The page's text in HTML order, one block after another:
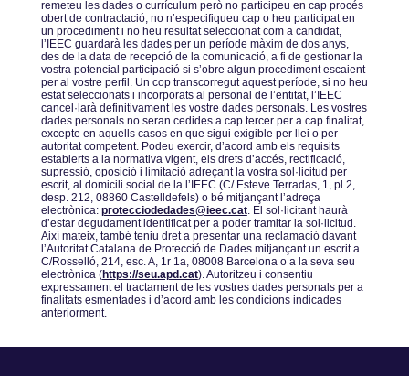
remeteu les dades o currículum però no participeu en cap procés
obert de contractació, no nʼespecifiqueu cap o heu participat en
un procediment i no heu resultat seleccionat com a candidat,
lʼIEEC guardarà les dades per un període màxim de dos anys,
des de la data de recepció de la comunicació, a fi de gestionar la
vostra potencial participació si sʼobre algun procediment escaient
per al vostre perfil. Un cop transcorregut aquest període, si no heu
estat seleccionats i incorporats al personal de lʼentitat, lʼIEEC
cancel·larà definitivament les vostre dades personals. Les vostres
dades personals no seran cedides a cap tercer per a cap finalitat,
excepte en aquells casos en que sigui exigible per llei o per
autoritat competent. Podeu exercir, dʼacord amb els requisits
establerts a la normativa vigent, els drets dʼaccés, rectificació,
supressió, oposició i limitació adreçant la vostra sol·licitud per
escrit, al domicili social de la lʼIEEC (C/ Esteve Terradas, 1, pl.2,
desp. 212, 08860 Castelldefels) o bé mitjançant lʼadreça
electrònica: protecciodedades@ieec.cat. El sol·licitant haurà
dʼestar degudament identificat per a poder tramitar la sol·licitud.
Així mateix, també teniu dret a presentar una reclamació davant
lʼAutoritat Catalana de Protecció de Dades mitjançant un escrit a
C/Rosselló, 214, esc. A, 1r 1a, 08008 Barcelona o a la seva seu
electrònica (https://seu.apd.cat). Autoritzeu i consentiu
expressament el tractament de les vostres dades personals per a
finalitats esmentades i dʼacord amb les condicions indicades
anteriorment.